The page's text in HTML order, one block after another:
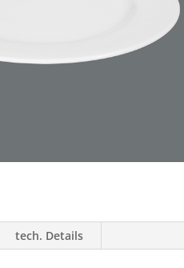
tech. Details